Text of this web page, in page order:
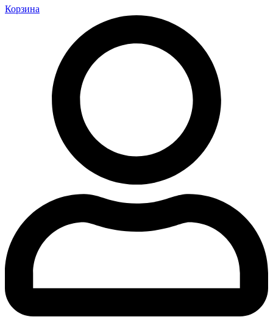
Корзина